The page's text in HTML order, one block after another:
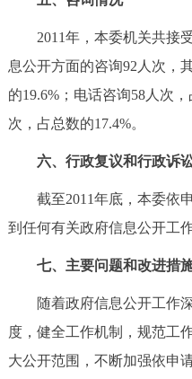
2011年，本委机关共接受
息公开方面的咨询92人次，
的19.6%；电话咨询58人次
次，占总数的17.4%。
六、行政复议和行政诉
截至2011年底，本委依申
到任何有关政府信息公开工
七、主要问题和改进措
随着政府信息公开工作深
度，健全工作机制，规范工
大公开范围，不断加强依申